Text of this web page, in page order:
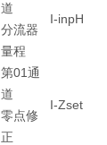
道
分流器
量程
I-inpH
第01通
道
零点修
正
I-Zset